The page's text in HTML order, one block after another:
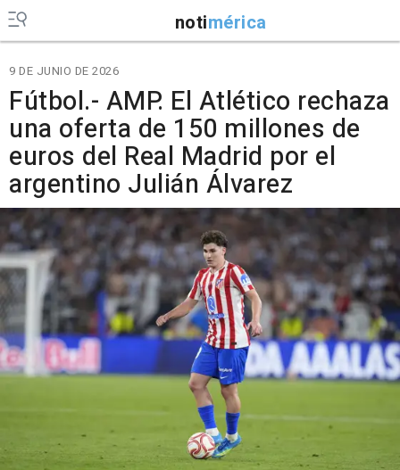
notimérica
9 DE JUNIO DE 2026
Fútbol.- AMP. El Atlético rechaza
una oferta de 150 millones de
euros del Real Madrid por el
argentino Julián Álvarez